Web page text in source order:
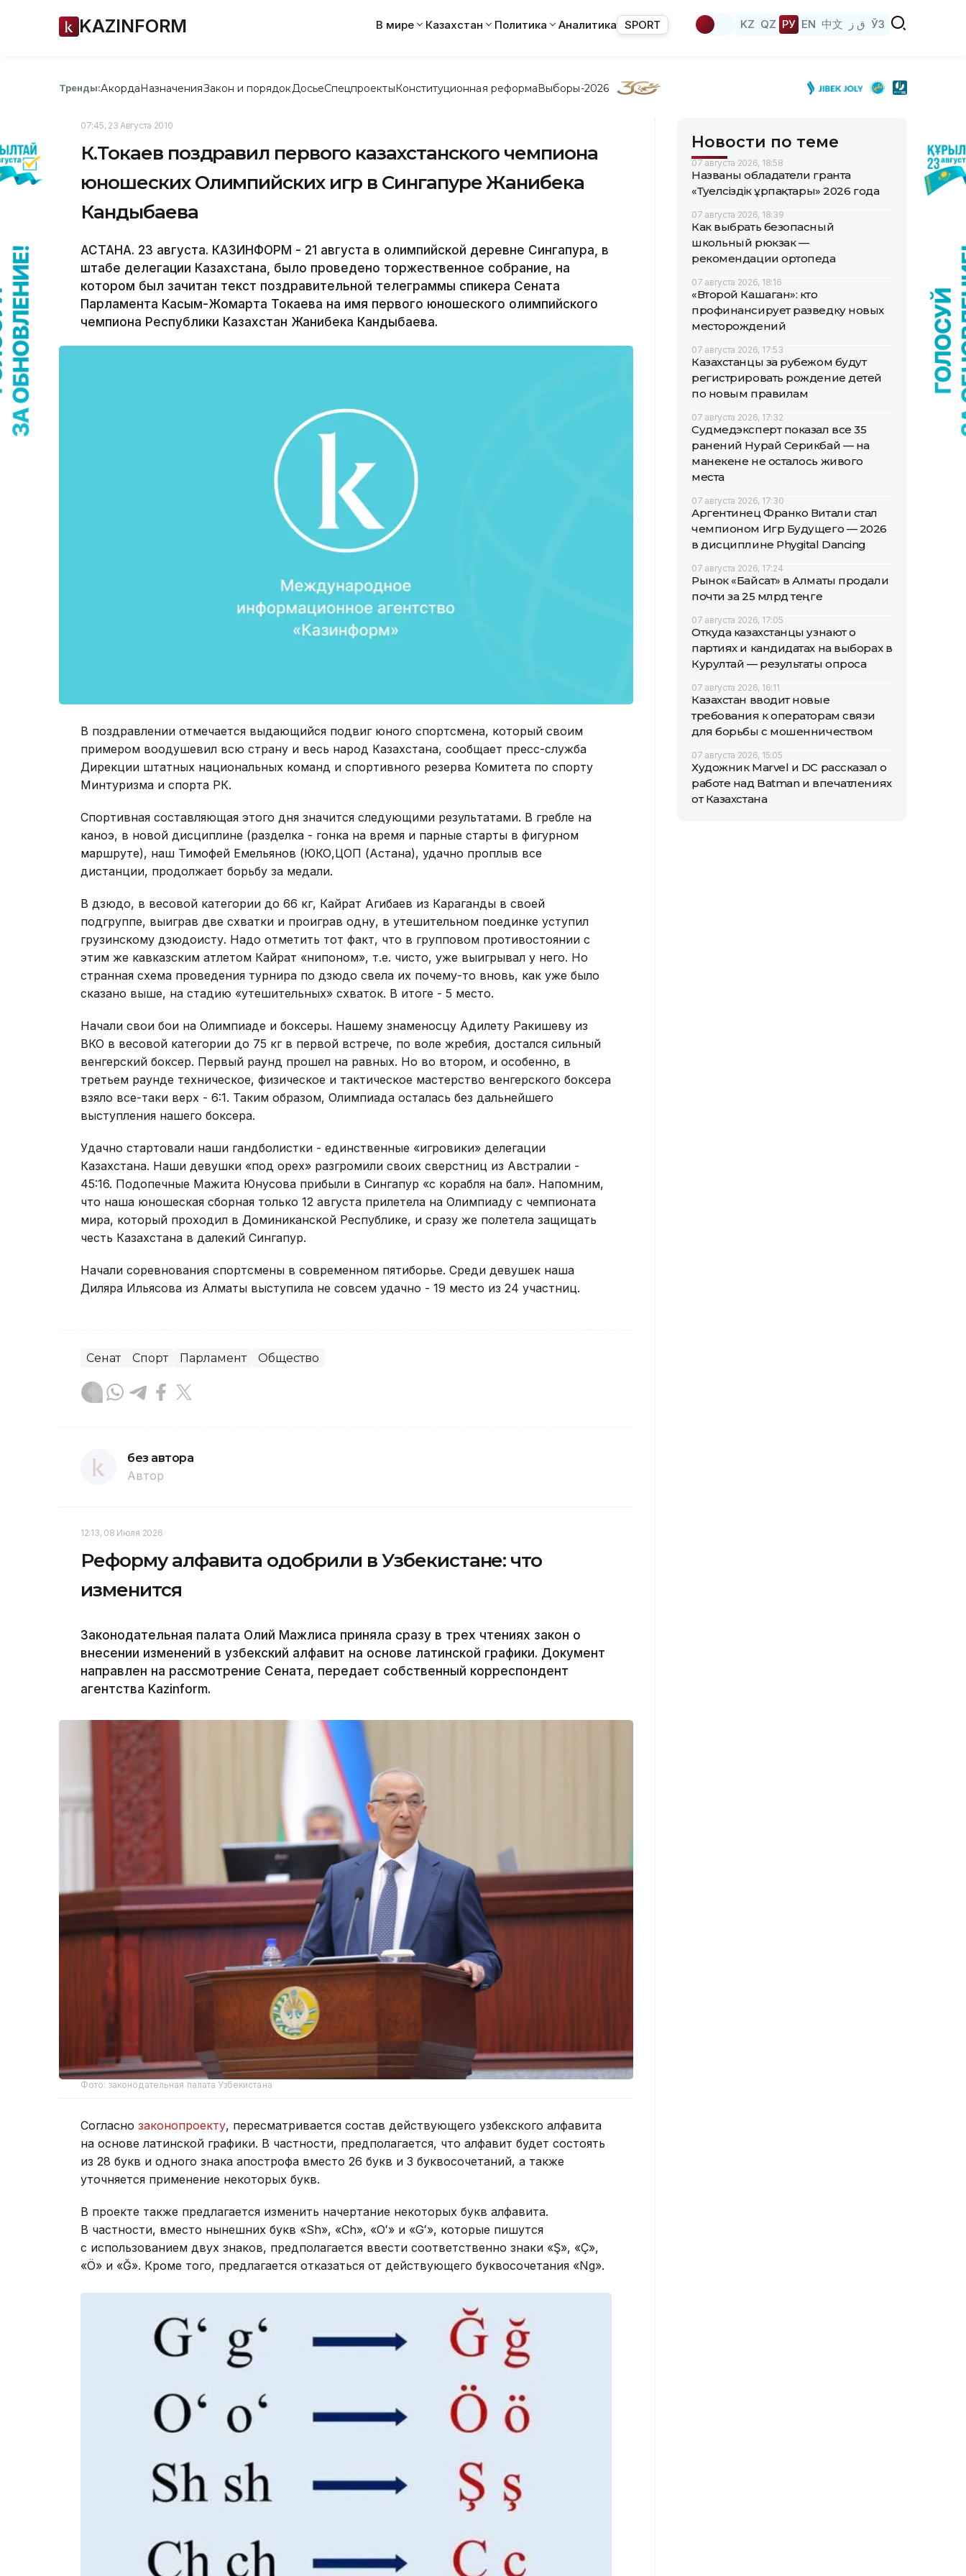
KAZINFORM В мире Казахстан Политика Аналитика SPORT KZ QZ РУ EN 中文 ق ز ЎЗ
Тренды:АкордаНазначенияЗакон и порядок ДосьеСпецпроектыКонституционная реформаВыборы-2026
07:45, 23 Августа 2010
К.Токаев поздравил первого казахстанского чемпиона
юношеских Олимпийских игр в Сингапуре Жанибека
Кандыбаева
АСТАНА. 23 августа. КАЗИНФОРМ - 21 августа в олимпийской деревне Сингапура, в
штабе делегации Казахстана, было проведено торжественное собрание, на
котором был зачитан текст поздравительной телеграммы спикера Сената
Парламента Касым-Жомарта Токаева на имя первого юношеского олимпийского
чемпиона Республики Казахстан Жанибека Кандыбаева.
В поздравлении отмечается выдающийся подвиг юного спортсмена, который своим
примером воодушевил всю страну и весь народ Казахстана, сообщает пресс-служба
Дирекции штатных национальных команд и спортивного резерва Комитета по спорту
Минтуризма и спорта РК.
Спортивная составляющая этого дня значится следующими результатами. В гребле на
каноэ, в новой дисциплине (разделка - гонка на время и парные старты в фигурном
маршруте), наш Тимофей Емельянов (ЮКО,ЦОП (Астана), удачно проплыв все
дистанции, продолжает борьбу за медали.
В дзюдо, в весовой категории до 66 кг, Кайрат Агибаев из Караганды в своей
подгруппе, выиграв две схватки и проиграв одну, в утешительном поединке уступил
грузинскому дзюдоисту. Надо отметить тот факт, что в групповом противостоянии с
этим же кавказским атлетом Кайрат «нипоном», т.е. чисто, уже выигрывал у него. Но
странная схема проведения турнира по дзюдо свела их почему-то вновь, как уже было
сказано выше, на стадию «утешительных» схваток. В итоге - 5 место.
Начали свои бои на Олимпиаде и боксеры. Нашему знаменосцу Адилету Ракишеву из
ВКО в весовой категории до 75 кг в первой встрече, по воле жребия, достался сильный
венгерский боксер. Первый раунд прошел на равных. Но во втором, и особенно, в
третьем раунде техническое, физическое и тактическое мастерство венгерского боксера
взяло все-таки верх - 6:1. Таким образом, Олимпиада осталась без дальнейшего
выступления нашего боксера.
Удачно стартовали наши гандболистки - единственные «игровики» делегации
Казахстана. Наши девушки «под орех» разгромили своих сверстниц из Австралии -
45:16. Подопечные Мажита Юнусова прибыли в Сингапур «с корабля на бал». Напомним,
что наша юношеская сборная только 12 августа прилетела на Олимпиаду с чемпионата
мира, который проходил в Доминиканской Республике, и сразу же полетела защищать
честь Казахстана в далекий Сингапур.
Начали соревнования спортсмены в современном пятиборье. Среди девушек наша
Диляра Ильясова из Алматы выступила не совсем удачно - 19 место из 24 участниц.
Сенат Спорт Парламент Общество
без автора
Автор
12:13, 08 Июля 2026
Реформу алфавита одобрили в Узбекистане: что
изменится
Законодательная палата Олий Мажлиса приняла сразу в трех чтениях закон о
внесении изменений в узбекский алфавит на основе латинской графики. Документ
направлен на рассмотрение Сената, передает собственный корреспондент
агентства Kazinform.
Фото: законодательная палата Узбекистана
Согласно законопроекту, пересматривается состав действующего узбекского алфавита
на основе латинской графики. В частности, предполагается, что алфавит будет состоять
из 28 букв и одного знака апострофа вместо 26 букв и 3 буквосочетаний, а также
уточняется применение некоторых букв.
В проекте также предлагается изменить начертание некоторых букв алфавита.
В частности, вместо нынешних букв «Sh», «Ch», «Oʻ» и «Gʻ», которые пишутся
с использованием двух знаков, предполагается ввести соответственно знаки «Ş», «Ç»,
«Ö» и «Ğ». Кроме того, предлагается отказаться от действующего буквосочетания «Ng».
Новости по теме
07 августа 2026, 18:58
Названы обладатели гранта
«Тәуелсіздік ұрпақтары» 2026 года
07 августа 2026, 18:39
Как выбрать безопасный
школьный рюкзак —
рекомендации ортопеда
07 августа 2026, 18:16
«Второй Кашаган»: кто
профинансирует разведку новых
месторождений
07 августа 2026, 17:53
Казахстанцы за рубежом будут
регистрировать рождение детей
по новым правилам
07 августа 2026, 17:32
Судмедэксперт показал все 35
ранений Нурай Серикбай — на
манекене не осталось живого
места
07 августа 2026, 17:30
Аргентинец Франко Витали стал
чемпионом Игр Будущего — 2026
в дисциплине Phygital Dancing
07 августа 2026, 17:24
Рынок «Байсат» в Алматы продали
почти за 25 млрд теңге
07 августа 2026, 17:05
Откуда казахстанцы узнают о
партиях и кандидатах на выборах в
Курултай — результаты опроса
07 августа 2026, 16:11
Казахстан вводит новые
требования к операторам связи
для борьбы с мошенничеством
07 августа 2026, 15:05
Художник Marvel и DC рассказал о
работе над Batman и впечатлениях
от Казахстана